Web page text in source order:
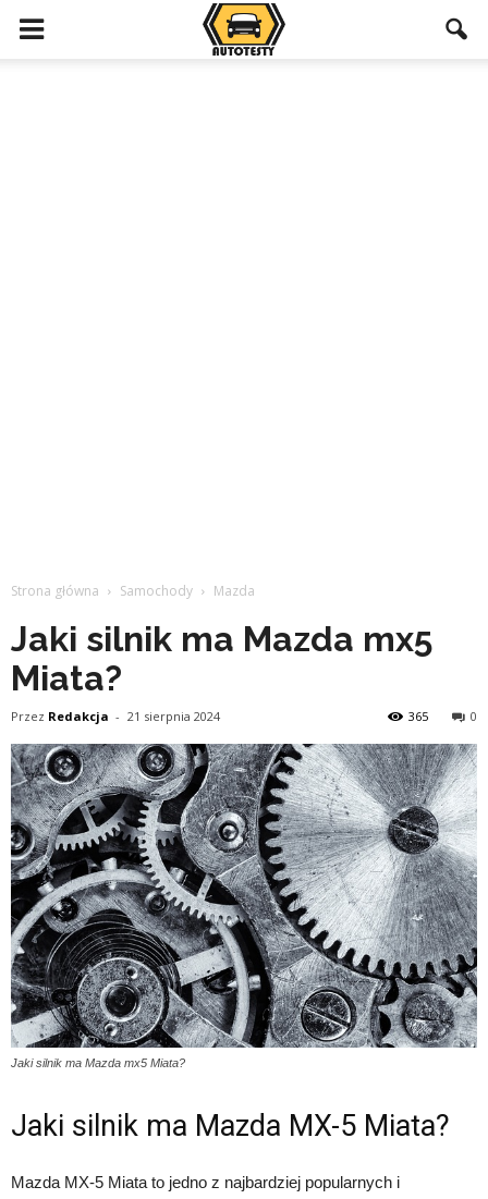
Strona główna Samochody Mazda
Jaki silnik ma Mazda mx5
Miata?
Przez Redakcja - 21 sierpnia 2024 0
365
Jaki silnik ma Mazda mx5 Miata?
Jaki silnik ma Mazda MX-5 Miata?
Mazda MX-5 Miata to jedno z najbardziej popularnych i